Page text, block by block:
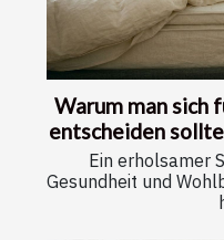
Warum man sich
entscheiden
Ein erholsamer
Gesundheit und